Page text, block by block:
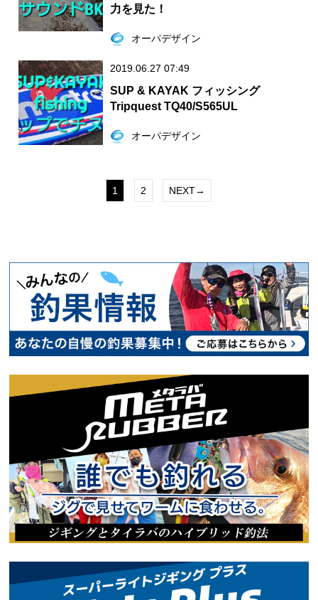
力を見た！
オーパデザイン
2019.06.27 07:49
SUP & KAYAK フィッシング
Tripquest TQ40/S565UL
オーパデザイン
1 2 NEXT→